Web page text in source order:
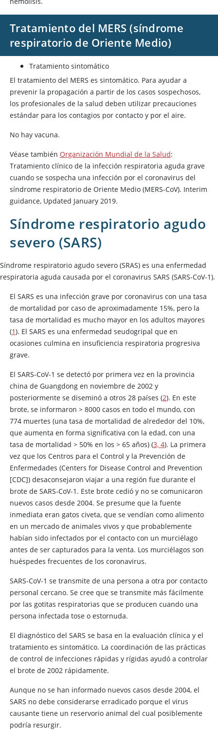
Tratamiento del MERS (síndrome
respiratorio de Oriente Medio)
Tratamiento sintomático
El tratamiento del MERS es sintomático. Para ayudar a
prevenir la propagación a partir de los casos sospechosos,
los profesionales de la salud deben utilizar precauciones
estándar para los contagios por contacto y por el aire.
No hay vacuna.
Véase también Organización Mundial de la Salud:
Tratamiento clínico de la infección respiratoria aguda grave
cuando se sospecha una infección por el coronavirus del
síndrome respiratorio de Oriente Medio (MERS-CoV). Interim
guidance, Updated January 2019.
Síndrome respiratorio agudo
severo (SARS)
Síndrome respiratorio agudo severo (SRAS) es una enfermedad
respiratoria aguda causada por el coronavirus SARS (SARS-CoV-1).
El SARS es una infección grave por coronavirus con una tasa
de mortalidad por caso de aproximadamente 15%, pero la
tasa de mortalidad es mucho mayor en los adultos mayores
(1). El SARS es una enfermedad seudogripal que en
ocasiones culmina en insuficiencia respiratoria progresiva
grave.
El SARS-CoV-1 se detectó por primera vez en la provincia
china de Guangdong en noviembre de 2002 y
posteriormente se diseminó a otros 28 países (2). En este
brote, se informaron > 8000 casos en todo el mundo, con
774 muertes (una tasa de mortalidad de alrededor del 10%,
que aumenta en forma significativa con la edad, con una
tasa de mortalidad > 50% en los > 65 años) (3, 4). La primera
vez que los Centros para el Control y la Prevención de
Enfermedades (Centers for Disease Control and Prevention
[CDC]) desaconsejaron viajar a una región fue durante el
brote de SARS-CoV-1. Este brote cedió y no se comunicaron
nuevos casos desde 2004. Se presume que la fuente
inmediata eran gatos civeta, que se vendían como alimento
en un mercado de animales vivos y que probablemente
habían sido infectados por el contacto con un murciélago
antes de ser capturados para la venta. Los murciélagos son
huéspedes frecuentes de los coronavirus.
SARS-CoV-1 se transmite de una persona a otra por contacto
personal cercano. Se cree que se transmite más fácilmente
por las gotitas respiratorias que se producen cuando una
persona infectada tose o estornuda.
El diagnóstico del SARS se basa en la evaluación clínica y el
tratamiento es sintomático. La coordinación de las prácticas
de control de infecciones rápidas y rígidas ayudó a controlar
el brote de 2002 rápidamente.
Aunque no se han informado nuevos casos desde 2004, el
SARS no debe considerarse erradicado porque el virus
causante tiene un reservorio animal del cual posiblemente
podría resurgir.